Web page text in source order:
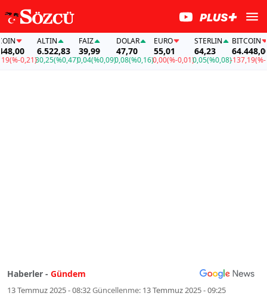
(%-0,21)
ALTIN
6.522,83
30,25(%0,47)
FAİZ
39,99
0,04(%0,09)
DOLAR
47,70
0,08(%0,16)
EURO
55,01
0,00(%-0,01)
STERLIN
64,23
0,05(%0,08)
BITCOIN
64.448,00
-137,19(%-
Haberler - Gündem
13 Temmuz 2025 - 08:32Güncellenme: 13 Temmuz 2025 - 09:25